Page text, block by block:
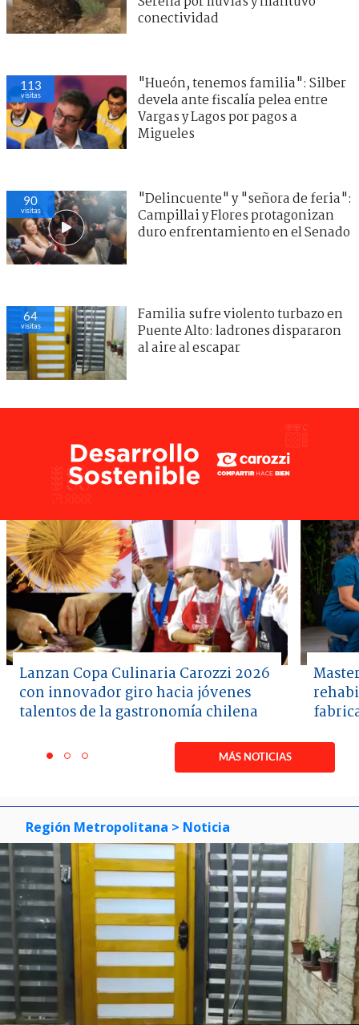
conectividad
113
visitas
"Hueón, tenemos familia": Silber
devela ante fiscalía pelea entre
Vargas y Lagos por pagos a
Migueles
90
visitas
"Delincuente" y "señora de feria":
Campillai y Flores protagonizan
duro enfrentamiento en el Senado
64
visitas
Familia sufre violento turbazo en
Puente Alto: ladrones dispararon
al aire al escapar
Lanzan Copa Culinaria Carozzi 2026
con innovador giro hacia jóvenes
talentos de la gastronomía chilena
itemitemitem
MÁS NOTICIAS
Región Metropolitana > Noticia